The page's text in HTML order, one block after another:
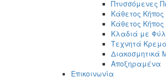
Πτυσσόμενες
Κάθετος
Κάθετος
Κλαδιά με
Τεχνητά
Διακοσμητικά
Αποξηραμένα
Επικοινωνία